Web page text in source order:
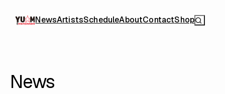
NewsArtistsScheduleAboutContactShop
News